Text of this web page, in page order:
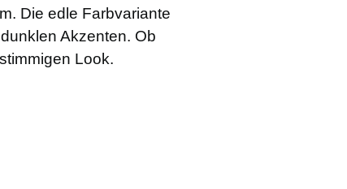
Die edle Farbvariante
Akzenten. Ob
Look.